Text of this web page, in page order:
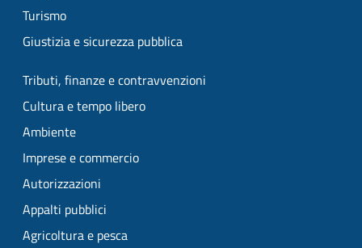
Turismo
Giustizia e sicurezza pubblica
Tributi, finanze e contravvenzioni
Cultura e tempo libero
Ambiente
Imprese e commercio
Autorizzazioni
Appalti pubblici
Agricoltura e pesca